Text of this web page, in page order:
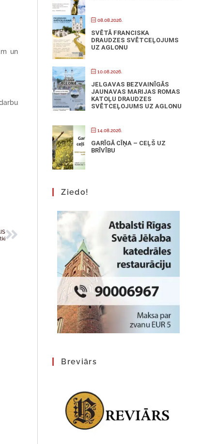
un
08.08.2026.
SVĒTĀ FRANCISKA
DRAUDZES SVĒTCEĻOJUMS
UZ AGLONU
10.08.2026.
JELGAVAS BEZVAINĪGĀS
JAUNAVAS MARIJAS ROMAS
KATOĻU DRAUDZES
SVĒTCEĻOJUMS UZ AGLONU
14.08.2026.
GARĪGĀ CĪŅA – CEĻŠ UZ
BRĪVĪBU
Ziedo!
Breviārs